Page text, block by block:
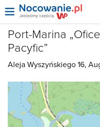
Port-Marina
Pacyfic”
Aleja Wyszyńskiego 16,